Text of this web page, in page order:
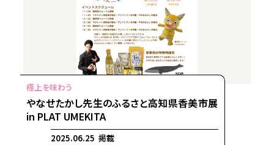
やなせたかし先生のふるさと高知県香美市展
in PLAT UMEKITA
2025.06.25 掲載